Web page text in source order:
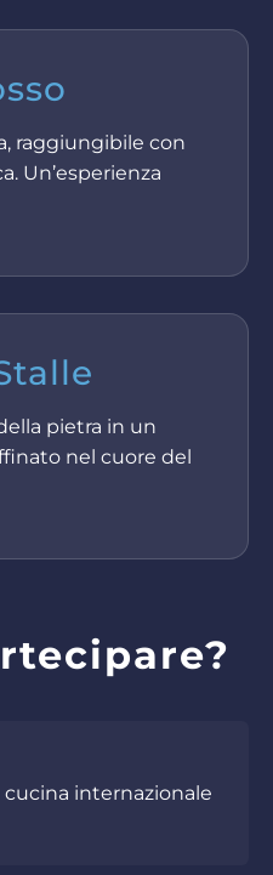
raggiungibile con
Un’esperienza
pietra in un
nel cuore del
internazionale